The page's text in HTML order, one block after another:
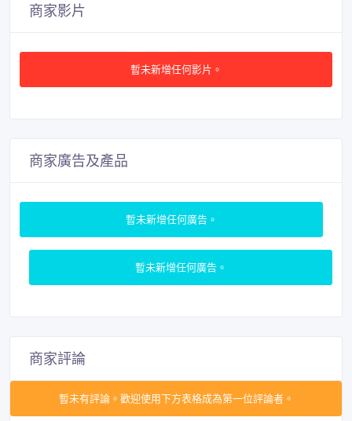
商家影片
暫未新增任何影片。
商家廣告及產品
暫未新增任何廣告。
暫未新增任何廣告。
商家評論
暫未有評論。歡迎使用下方表格成為第一位評論者。